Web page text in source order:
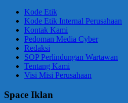
Kode Etik
Kode Etik Internal Perusahaan
Kontak Kami
Pedoman Media Cyber
Redaksi
SOP Perlindungan Wartawan
Tentang Kami
Visi Misi Perusahaan
Space Iklan